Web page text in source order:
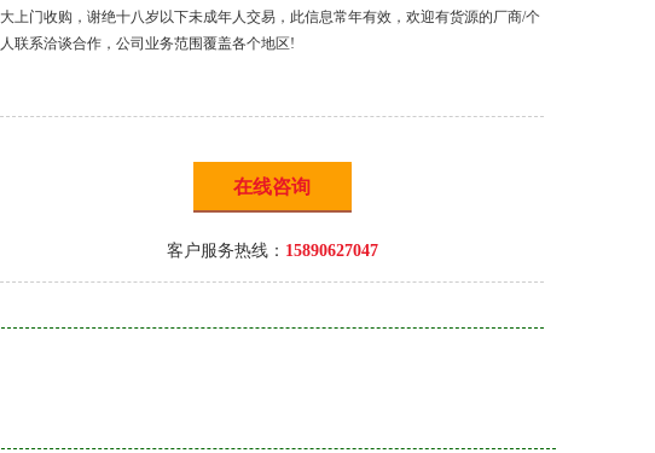
大上门收购，谢绝十八岁以下未成年人交易，此信息常年有效，欢迎有货源的厂商/个
人联系洽谈合作，公司业务范围覆盖各个地区!
在线咨询
客户服务热线： 15890627047